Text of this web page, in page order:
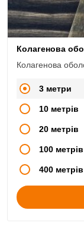
Колагенова
Колагенова
3 метри
10 метрів
20 метрів
100 метрів
400 метрів